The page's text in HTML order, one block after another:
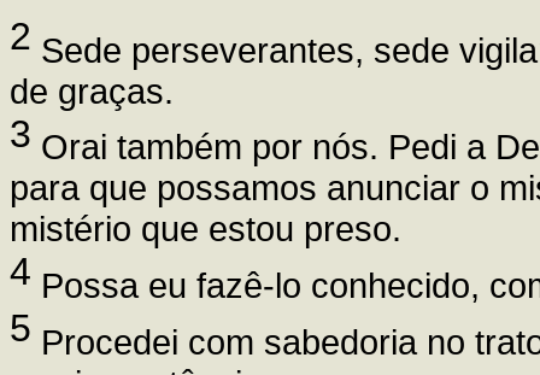
2 Sede perseverantes, sede
de graças.
3 Orai também por nós. Pedi a
para que possamos anunciar o
mistério que estou preso.
4 Possa eu fazê-lo conhecido,
5 Procedei com sabedoria no